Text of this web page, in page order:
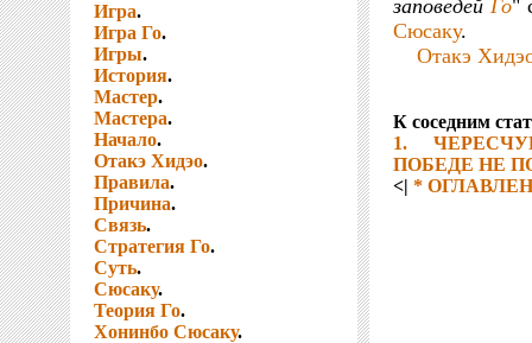
Игра.
Игра Го.
Игры.
История.
Мастер.
Мастера.
Начало.
Отакэ Хидэо.
Правила.
Причина.
Связь.
Стратегия Го.
Суть.
Сюсаку.
Теория Го.
Хонинбо Сюсаку.
заповедейГо"
Сюсаку.
Отакэ
К соседним
1.
ПОБЕДЕ НЕ
<| *